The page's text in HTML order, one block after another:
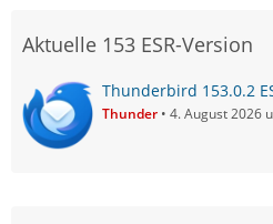
Aktuelle 153 ESR-Version
Thunderbird 153.0.2
Thunder 4. August 2026